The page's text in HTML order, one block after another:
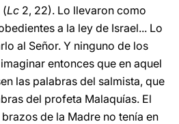
(Lc 2, 22). Lo llevaron como
a la ley de Israel... Lo
al Señor. Y ninguno de los
entonces que en aquel
las palabras del salmista, que
del profeta Malaquías. El
de la Madre no tenía en